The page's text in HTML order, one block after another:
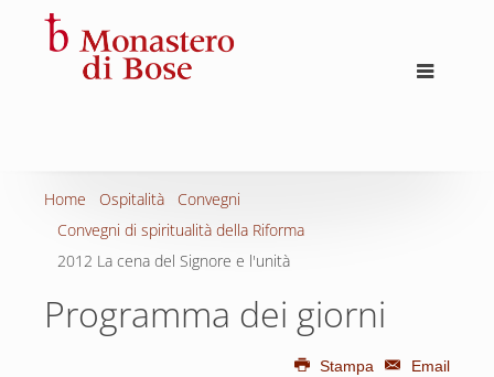
Home Ospitalità
Convegni
Convegni di spiritualità della Riforma
2012 La cena del Signore e l'unità
Programma dei giorni
Stampa Email